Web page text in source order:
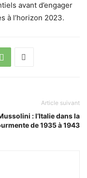
avant d’engager
à l’horizon 2023.
Article suivant
: l’Italie dans la
de 1935 à 1943